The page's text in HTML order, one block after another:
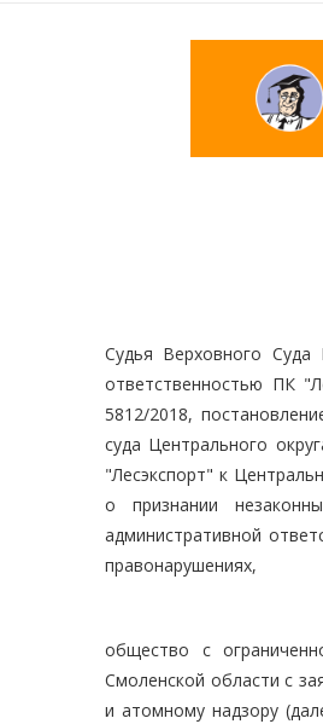
Судья Верховного Суда
ответственностью ПК
5812/2018,
суда Центрального
"Лесэкспорт" к
о признании
административной
правонарушениях,
общество с
Смоленской области с
и атомному надзору